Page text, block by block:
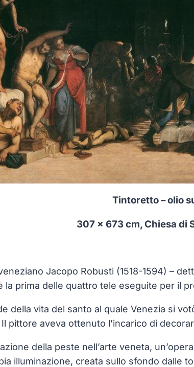
Tintoretto – olio
307 x 673 cm, Chiesa di
Jacopo Robusti (1518-1594) –
la prima delle quattro tele eseguite per il
della vita del santo al quale Venezia si
pittore aveva ottenuto l’incarico di
della peste nell’arte veneta,
illuminazione, creata sullo sfondo dalle